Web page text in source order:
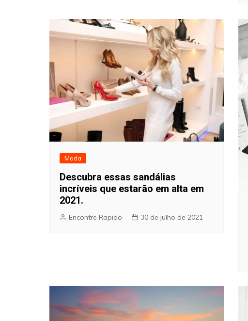
Moda
Descubra essas sandálias
incríveis que estarão em alta em
2021.
Encontre Rapido 30 de julho de 2021